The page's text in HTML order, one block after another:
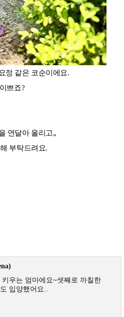
정 같은 코순이에요.
이쁘죠?
연달아 올리고,,
부탁드려요.
키우는 엄마에요~셋째로 까칠한
입양했어요..